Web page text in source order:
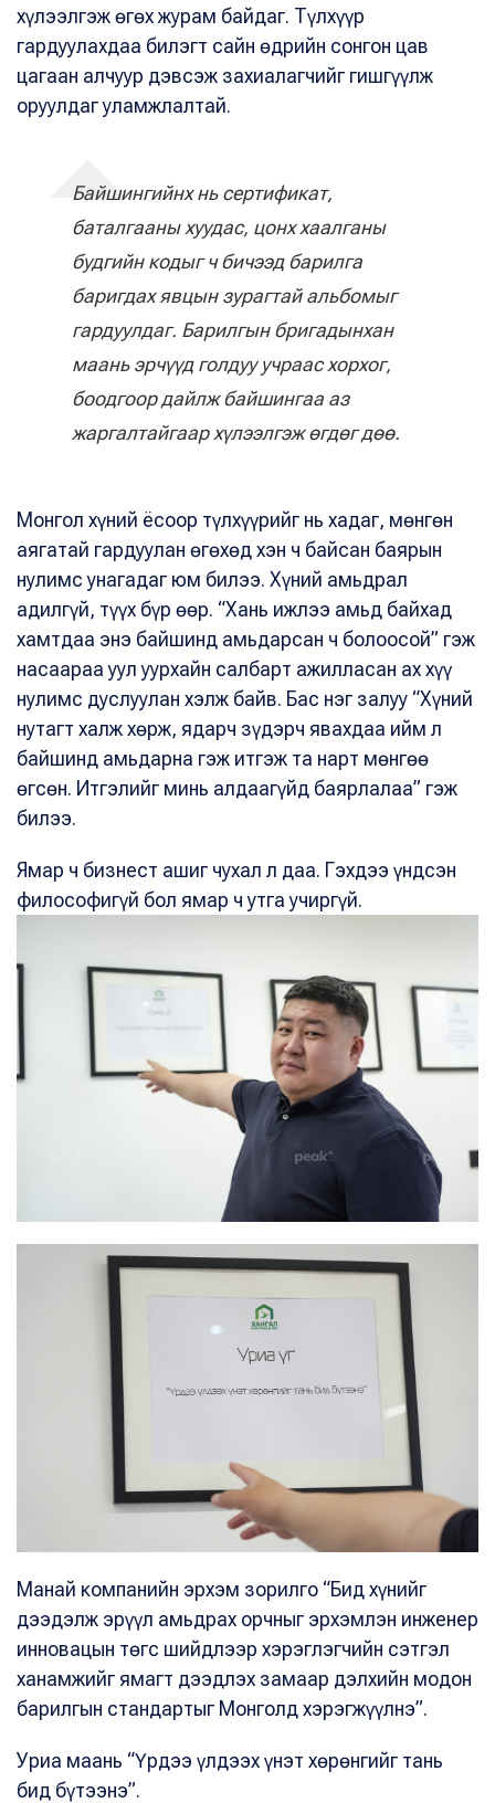
хүлээлгэж өгөх журам байдаг. Түлхүүр
гардуулахдаа билэгт сайн өдрийн сонгон цав
цагаан алчуур дэвсэж захиалагчийг гишгүүлж
оруулдаг уламжлалтай.
Байшингийнх нь сертификат,
баталгааны хуудас, цонх хаалганы
будгийн кодыг ч бичээд барилга
баригдах явцын зурагтай альбомыг
гардуулдаг. Барилгын бригадынхан
маань эрчүүд голдуу учраас хорхог,
боодгоор дайлж байшингаа аз
жаргалтайгаар хүлээлгэж өгдөг дөө.
Монгол хүний ёсоор түлхүүрийг нь хадаг, мөнгөн
аягатай гардуулан өгөхөд хэн ч байсан баярын
нулимс унагадаг юм билээ. Хүний амьдрал
адилгүй, түүх бүр өөр. “Хань ижлээ амьд байхад
хамтдаа энэ байшинд амьдарсан ч болоосой” гэж
насаараа уул уурхайн салбарт ажилласан ах хүү
нулимс дуслуулан хэлж байв. Бас нэг залуу “Хүний
нутагт халж хөрж, ядарч зүдэрч явахдаа ийм л
байшинд амьдарна гэж итгэж та нарт мөнгөө
өгсөн. Итгэлийг минь алдаагүйд баярлалаа” гэж
билээ.
Ямар ч бизнест ашиг чухал л даа. Гэхдээ үндсэн
философигүй бол ямар ч утга учиргүй.
Манай компанийн эрхэм зорилго “Бид хүнийг
дээдэлж эрүүл амьдрах орчныг эрхэмлэн инженер
инновацын төгс шийдлээр хэрэглэгчийн сэтгэл
ханамжийг ямагт дээдлэх замаар дэлхийн модон
барилгын стандартыг Монголд хэрэгжүүлнэ”.
Уриа маань “Үрдээ үлдээх үнэт хөрөнгийг тань
бид бүтээнэ”.